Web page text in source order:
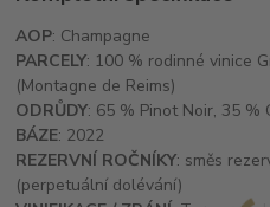
AOP: Champagne
PARCELY: 100 % rodinné vinice
(Montagne de Reims)
ODRŮDY: 65 % Pinot Noir, 35 %
BÁZE: 2022
REZERVNÍ ROČNÍKY: směs
(perpetuální dolévání)